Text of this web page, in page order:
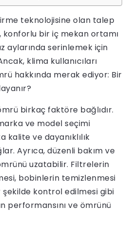
teknolojisine olan talep
konforlu bir iç mekan ortamı
aylarında serinlemek için
klima kullanıcıları
hakkında merak ediyor: Bir
birkaç faktöre bağlıdır.
ve model seçimi
kalite ve dayanıklılık
Ayrıca, düzenli bakım ve
uzatabilir. Filtrelerin
bobinlerin temizlenmesi
şekilde kontrol edilmesi gibi
performansını ve ömrünü